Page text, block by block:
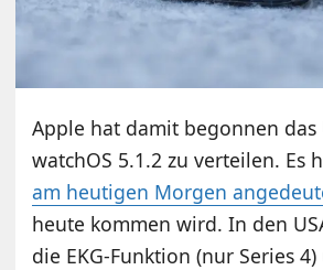
Apple hat damit begonnen
watchOS 5.1.2 zu verteilen. Es
am heutigen Morgen
heute kommen wird. In den
die EKG-Funktion (nur Series